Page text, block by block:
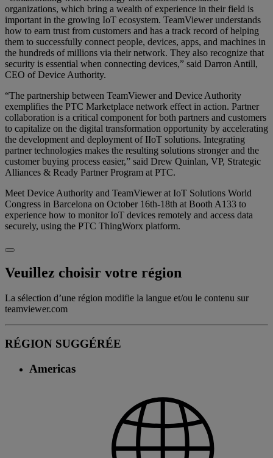
organizations, which bring a wealth of experience in their field is
important in the growing IoT ecosystem. TeamViewer understands
how to earn trust from customers and has a track record of helping
them to successfully connect people, devices, apps, and machines in
the hundreds of millions via their network. They also recognize that
security is essential when connecting devices,” said Darron Antill,
CEO of Device Authority.
“The partnership between TeamViewer and Device Authority
exemplifies the PTC Marketplace network effect in action. Partner
collaboration is a critical component for both partners and customers
to capitalize on the digital transformation opportunity by accelerating
the development and deployment of IIoT solutions. Integrating
partner technologies makes the resulting solutions stronger and the
customer buying process easier,” said Drew Quinlan, VP, Strategic
Alliances & Ready Partner Program at PTC.
Meet Device Authority and TeamViewer at IoT Solutions World
Congress in Barcelona on October 16th-18th at Booth A133 to
experience how to monitor IoT devices remotely and access data
securely, using the PTC ThingWorx platform.
Veuillez choisir votre région
La sélection d’une région modifie la langue et/ou le contenu sur
teamviewer.com
RÉGION SUGGÉRÉE
Americas